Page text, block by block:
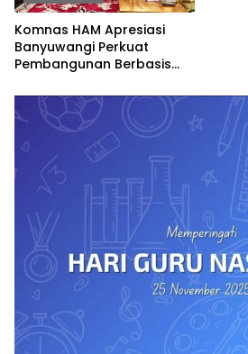
Komnas HAM Apresiasi
Banyuwangi Perkuat
Pembangunan Berbasis